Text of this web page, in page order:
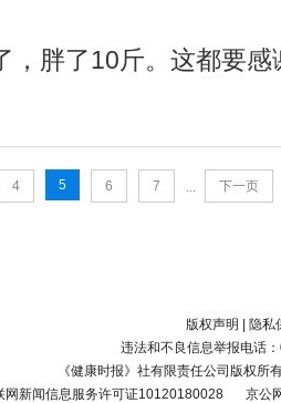
，胖了10斤。这都要
4 5 6 7 ... 下一页
版权声明
隐私
违法和不良信息举报电话
《健康时报》社有限责任公司版权所
网新闻信息服务许可证10120180028
京公